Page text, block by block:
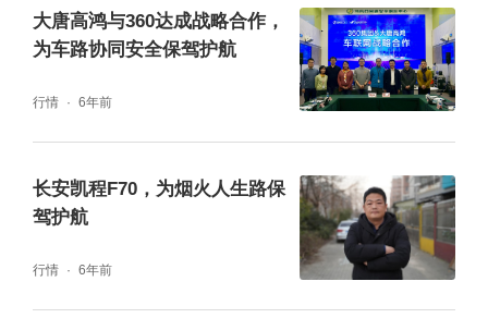
大唐高鸿与360达成战略合作，
为车路协同安全保驾护航
行情 6年前
长安凯程F70，为烟火人生路保
驾护航
行情 6年前